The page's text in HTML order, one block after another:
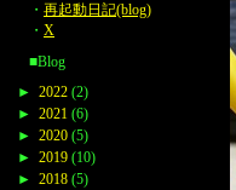
・ 再起動日記(blog)
・ X
■Blog
► 2022 (2)
► 2021 (6)
► 2020 (5)
► 2019 (10)
► 2018 (5)